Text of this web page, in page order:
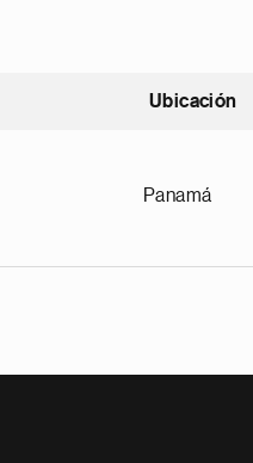
Ubicación
Panamá